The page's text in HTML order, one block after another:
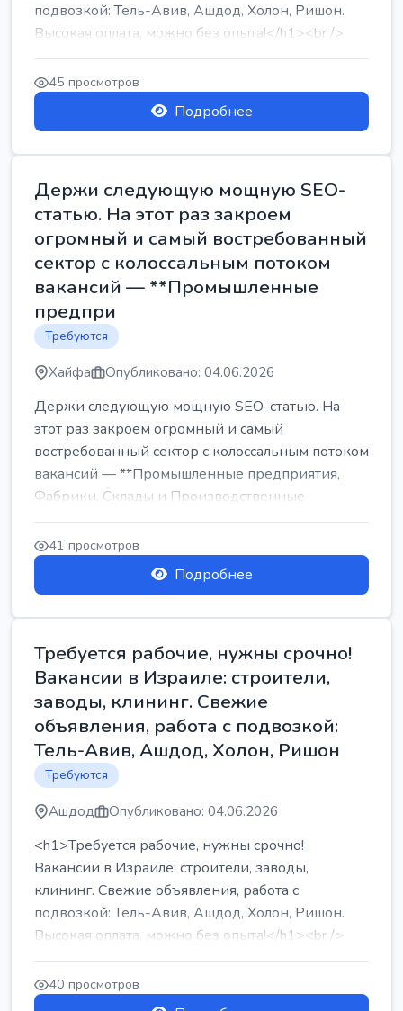
подвозкой: Тель-Авив, Ашдод, Холон, Ришон.
Высокая оплата, можно без опыта!</h1><br />
...
45 просмотров
Подробнее
Держи следующую мощную SEO-
статью. На этот раз закроем
огромный и самый востребованный
сектор с колоссальным потоком
вакансий — **Промышленные
предпри
Требуются
Хайфа Опубликовано: 04.06.2026
Держи следующую мощную SEO-статью. На
этот раз закроем огромный и самый
востребованный сектор с колоссальным потоком
вакансий — **Промышленные предприятия,
Фабрики, Склады и Производственные
заводы** ...
41 просмотров
Подробнее
Требуется рабочие, нужны срочно!
Вакансии в Израиле: строители,
заводы, клининг. Свежие
объявления, работа с подвозкой:
Тель-Авив, Ашдод, Холон, Ришон
Требуются
Ашдод Опубликовано: 04.06.2026
<h1>Требуется рабочие, нужны срочно!
Вакансии в Израиле: строители, заводы,
клининг. Свежие объявления, работа с
подвозкой: Тель-Авив, Ашдод, Холон, Ришон.
Высокая оплата, можно без опыта!</h1><br />
...
40 просмотров